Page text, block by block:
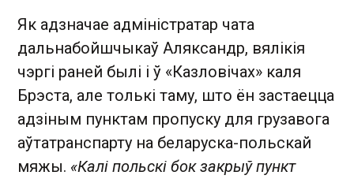
Як адзначае адміністратар чата
дальнабойшчыкаў Аляксандр, вялікія
чэргі раней былі і ў «Казловічах» каля
Брэста, але толькі таму, што ён застаецца
адзіным пунктам пропуску для грузавога
аўтатранспарту на беларуска-польскай
мяжы. «Калі польскі бок закрыў пункт